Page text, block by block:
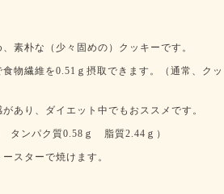
素朴な（少々固めの）クッキーです。
物繊維を0.51ｇ摂取できます。（通常、クッ
あり、ダイエット中でもおススメです。
タンパク質0.58ｇ 脂質2.44ｇ）
スターで焼けます。